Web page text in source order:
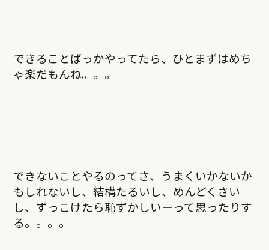
できることばっかやってたら、ひとまずはめち
ゃ楽だもんね。。。
できないことやるのってさ、うまくいかないか
もしれないし、結構たるいし、めんどくさい
し、ずっこけたら恥ずかしいーって思ったりす
る。。。。